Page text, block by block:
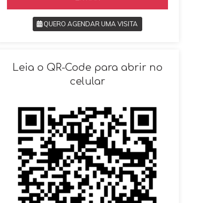
QUERO AGENDAR UMA VISITA
VOLTAR
Leia o QR-Code para abrir no
celular